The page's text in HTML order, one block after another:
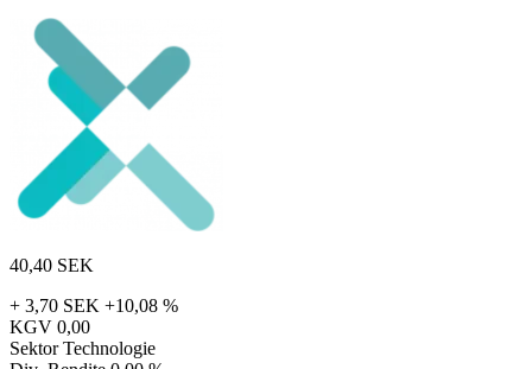
40,40 SEK
+ 3,70 SEK +10,08 %
KGV 0,00
Sektor Technologie